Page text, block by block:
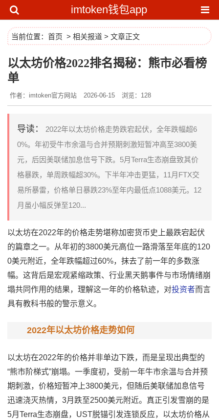
imtoken钱包app
当前位置： 首页 > 相关报道 > 文章正文
以太坊价格2022排名揭秘：熊市必看榜
单
作者：imtoken官方网站 2026-06-15 浏览：128
导读：
2022年以太坊价格走势跌宕起伏，全年跌幅超6
0%。年初受牛市余温与合并预期刺激短暂冲高至3800美
元，后因美联储加息信号下跌。5月Terra生态崩盘致其价
格暴跌，单周跌幅超30%。下半年冲击更猛，11月FTX交
易所暴雷，价格单日暴跌23%至年内最低点1088美元。12
月虽小幅反弹至120...
以太坊在2022年的价格走势堪称加密货币 史上最跌宕起伏
的篇章之一。从年初的3800美元高位一路滑落至年底的120
0美元附近，全年跌幅超过60%，抹去了前一年的多数涨
幅。这背后是宏观紧缩政策、行业黑天鹅事件与市场情绪崩
塌共同作用的结果，理解这一年的价格轨迹，对投资者而言
具有教科书般的警示意义。
2022年以太坊价格走势如何
以太坊在2022年的价格并非单边下跌，而是呈现出典型的
“熊市阶梯式”崩塌。一季度初，受前一年牛市余温与合并预
期刺激，价格短暂冲上3800美元，但随后美联储加息信号
迅速浇灭热情，3月跌至2500美元附近。真正引发雪崩的是
5月Terra生态崩盘，UST脱锚引发连锁反应，以太坊价格从